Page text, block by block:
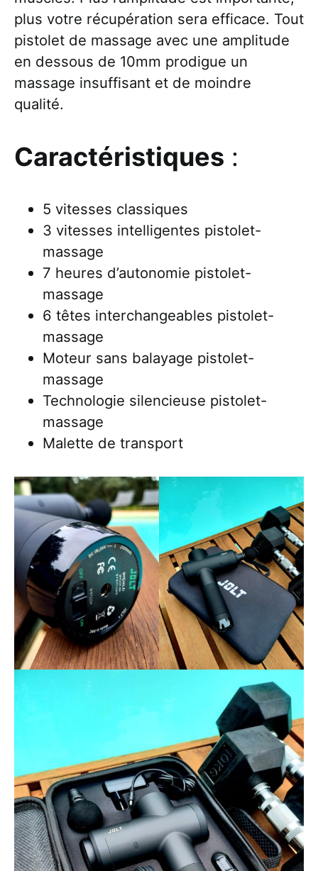
plus votre récupération sera efficace. Tout
pistolet de massage avec une amplitude
en dessous de 10mm prodigue un
massage insuffisant et de moindre
qualité.
Caractéristiques :
5 vitesses classiques
3 vitesses intelligentes pistolet-
massage
7 heures d’autonomie pistolet-
massage
6 têtes interchangeables pistolet-
massage
Moteur sans balayage pistolet-
massage
Technologie silencieuse pistolet-
massage
Malette de transport